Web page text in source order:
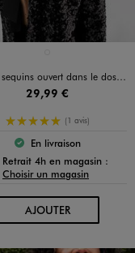
de ce produit :
ouvert dans le dos femme
29,99 €
5/5 de moyenne
(1 avis)
Le produit est
En livraison
Retrait 4h en magasin :
Choisir un magasin
AJOUTERAU PANIER